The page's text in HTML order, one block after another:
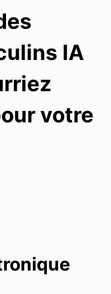
IA
votre